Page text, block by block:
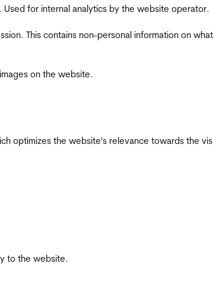
for internal analytics by the website operator.
This contains non-personal information on
on the website.
optimizes the website's relevance towards the
to the website.